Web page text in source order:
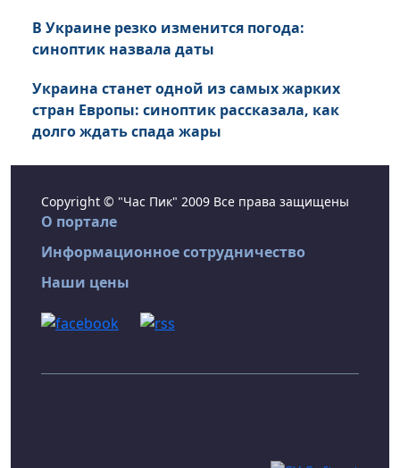
В Украине резко изменится погода:
синоптик назвала даты
Украина станет одной из самых жарких
стран Европы: синоптик рассказала, как
долго ждать спада жары
Copyright © "Час Пик" 2009 Все права защищены
О портале
Информационное сотрудничество
Наши цены